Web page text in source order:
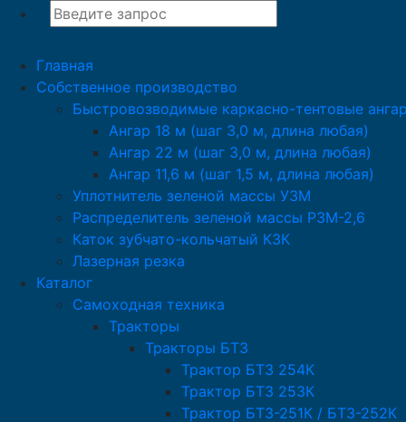
Главная
Собственное производство
Быстровозводимые каркасно-тентовые
Ангар 18 м (шаг 3,0 м, длина любая)
Ангар 22 м (шаг 3,0 м, длина любая)
Ангар 11,6 м (шаг 1,5 м, длина любая)
Уплотнитель зеленой массы УЗМ
Распределитель зеленой массы РЗМ-2,6
Каток зубчато-кольчатый КЗК
Лазерная резка
Каталог
Самоходная техника
Тракторы
Тракторы БТЗ
Трактор БТЗ 254К
Трактор БТЗ 253К
Трактор БТЗ-251К / БТЗ-252К